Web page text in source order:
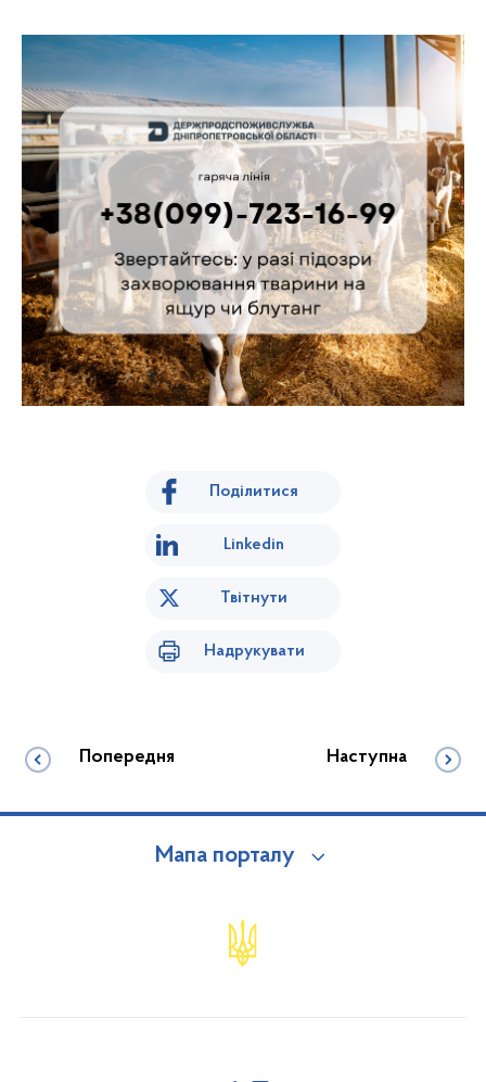
Поділитися
Linkedin
Твітнути
Надрукувати
Попередня Наступна
Мапа порталу